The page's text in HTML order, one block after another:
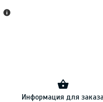
Информация для заказа